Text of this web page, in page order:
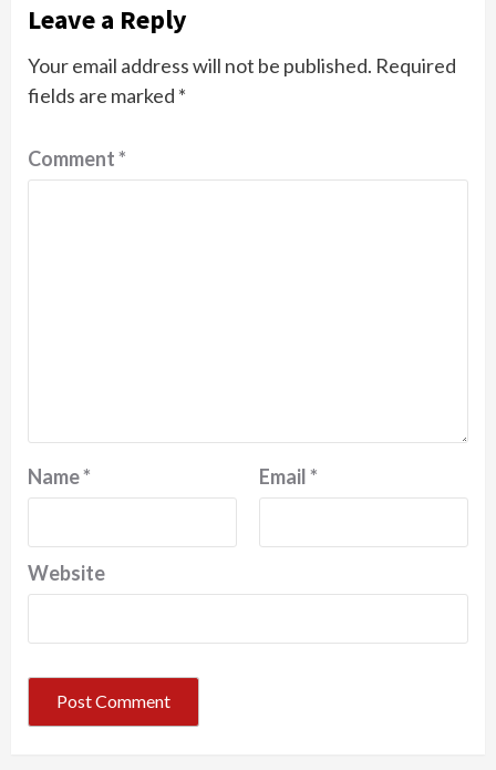
Leave a Reply
Your email address will not be published. Required
fields are marked *
Comment*
Name* Email*
Website